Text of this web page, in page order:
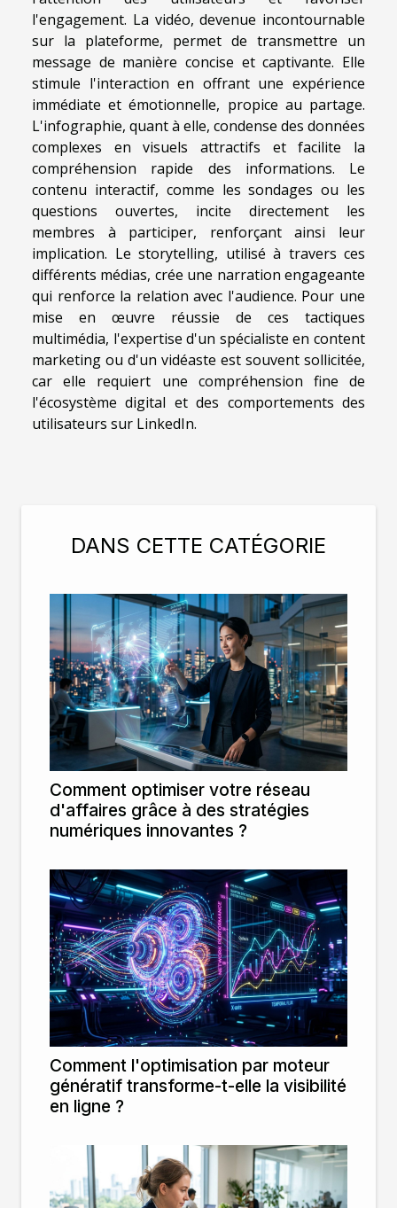
l'engagement. La vidéo, devenue incontournable
sur la plateforme, permet de transmettre un
message de manière concise et captivante. Elle
stimule l'interaction en offrant une expérience
immédiate et émotionnelle, propice au partage.
L'infographie, quant à elle, condense des données
complexes en visuels attractifs et facilite la
compréhension rapide des informations. Le
contenu interactif, comme les sondages ou les
questions ouvertes, incite directement les
membres à participer, renforçant ainsi leur
implication. Le storytelling, utilisé à travers ces
différents médias, crée une narration engageante
qui renforce la relation avec l'audience. Pour une
mise en œuvre réussie de ces tactiques
multimédia, l'expertise d'un spécialiste en content
marketing ou d'un vidéaste est souvent sollicitée,
car elle requiert une compréhension fine de
l'écosystème digital et des comportements des
utilisateurs sur LinkedIn.
DANS CETTE CATÉGORIE
Comment optimiser votre réseau
d'affaires grâce à des stratégies
numériques innovantes ?
Comment l'optimisation par moteur
génératif transforme-t-elle la visibilité
en ligne ?